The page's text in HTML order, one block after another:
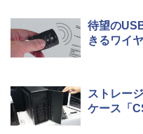
待望の
きるワイ
ストレー
ケース「